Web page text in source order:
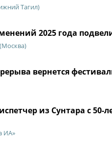
Тагил)
2025 года
вернется
из Сунтара с 50-
ИА»